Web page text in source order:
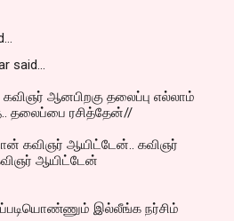
said...
கவிஞர் ஆனபிறகு தலைப்பு எல்லாம்
தலைப்பை ரசித்தேன்//
கவிஞர் ஆயிட்டேன்.. கவிஞர்
ஆயிட்டேன்
இல்லீங்க நர்சிம்